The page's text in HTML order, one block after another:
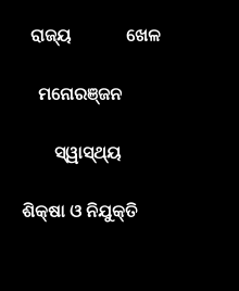
ରାଜ୍ୟ ଖେଳ
ମନୋରଞ୍ଜନ
ସ୍ୱାସ୍ଥ୍ୟ
ଶିକ୍ଷା ଓ ନିଯୁକ୍ତି